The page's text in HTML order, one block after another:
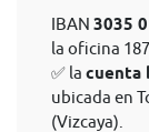
IBAN 3035
la oficina
✅ la cuenta
ubicada en
(Vizcaya).